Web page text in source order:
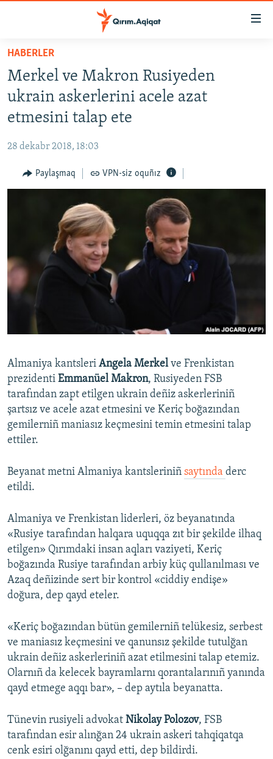
Esas
qaytmaq
Baş
navigatsiyağa
qaytmaq
Qıdıruvğa
HABERLER
SİYASET
İQTİSADİYAT
MEDENİYET
İNSAN AQLARI
FİKİR
Русский
Українською
RFE/RS bütün saytları
HABERLER
Merkel ve Makron Rusiyeden
ukrain askerlerini acele azat
etmesini talap ete
28 dekabr 2018, 18:03
Paylaşmaq VPN-siz oquñız
Almaniya kantsleri Angela Merkelve Frenkistan
prezidenti Emmanüel Makron, Rusiyeden FSB
tarafından zapt etilgen ukrain deñiz askerleriniñ
şartsız ve acele azat etmesini ve Keriç boğazından
gemilerniñ maniasız keçmesini temin etmesini talap
ettiler.
Beyanat metni Almaniya kantsleriniñ saytında derc
etildi.
Almaniya ve Frenkistan liderleri, öz beyanatında
«Rusiye tarafından halqara uquqqa zıt bir şekilde ilhaq
etilgen» Qırımdaki insan aqları vaziyeti, Keriç
boğazında Rusiye tarafından arbiy küç qullanılması ve
Azaq deñizinde sert bir kontrol «ciddiy endişe»
doğura, dep qayd eteler.
«Keriç boğazından bütün gemilerniñ telükesiz, serbest
ve maniasız keçmesini ve qanunsız şekilde tutulğan
ukrain deñiz askerleriniñ azat etilmesini talap etemiz.
Olarnıñ da kelecek bayramlarnı qorantalarınıñ yanında
qayd etmege aqqı bar», – dep aytıla beyanatta.
Tünevin rusiyeli advokat Nikolay Polozov, FSB
tarafından esir alınğan 24 ukrain askeri tahqiqatqa
cenk esiri olğanını qayd etti, dep bildirdi.